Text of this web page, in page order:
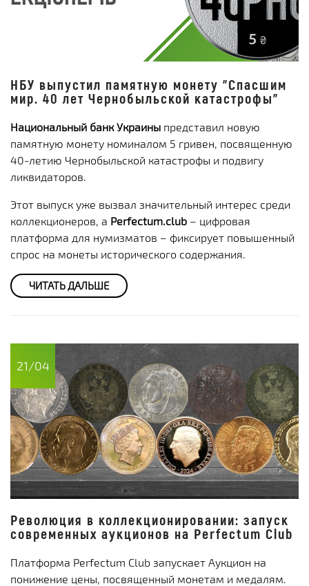
НБУ выпустил памятную монету "Спасшим
мир. 40 лет Чернобыльской катастрофы"
Национальный банк Украины представил новую
памятную монету номиналом 5 гривен, посвященную
40-летию Чернобыльской катастрофы и подвигу
ликвидаторов.
Этот выпуск уже вызвал значительный интерес среди
коллекционеров, а Perfectum.club – цифровая
платформа для нумизматов – фиксирует повышенный
спрос на монеты исторического содержания.
ЧИТАТЬ ДАЛЬШЕ
21/04
Революция в коллекционировании: запуск
современных аукционов на Perfectum Club
Платформа Perfectum Club запускает Аукцион на
понижение цены, посвященный монетам и медалям.